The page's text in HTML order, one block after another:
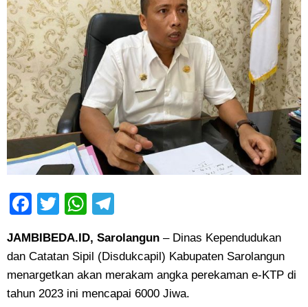
Facebook
TwitterWhatsApp
JAMBIBEDA.ID, Sarolangun – Dinas Kependudukan
dan Catatan Sipil (Disdukcapil) Kabupaten Sarolangun
menargetkan akan merakam angka perekaman e-KTP di
tahun 2023 ini mencapai 6000 Jiwa.